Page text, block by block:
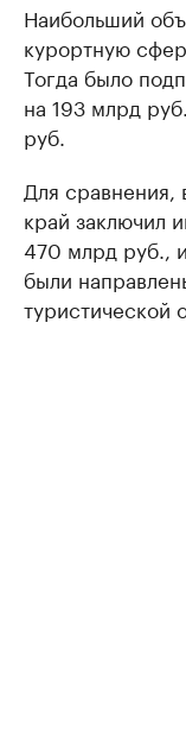
Наибольший
курортную
Тогда было
на 193 млрд
руб.
Для сравнения,
край заключил
470 млрд руб.,
были
туристической